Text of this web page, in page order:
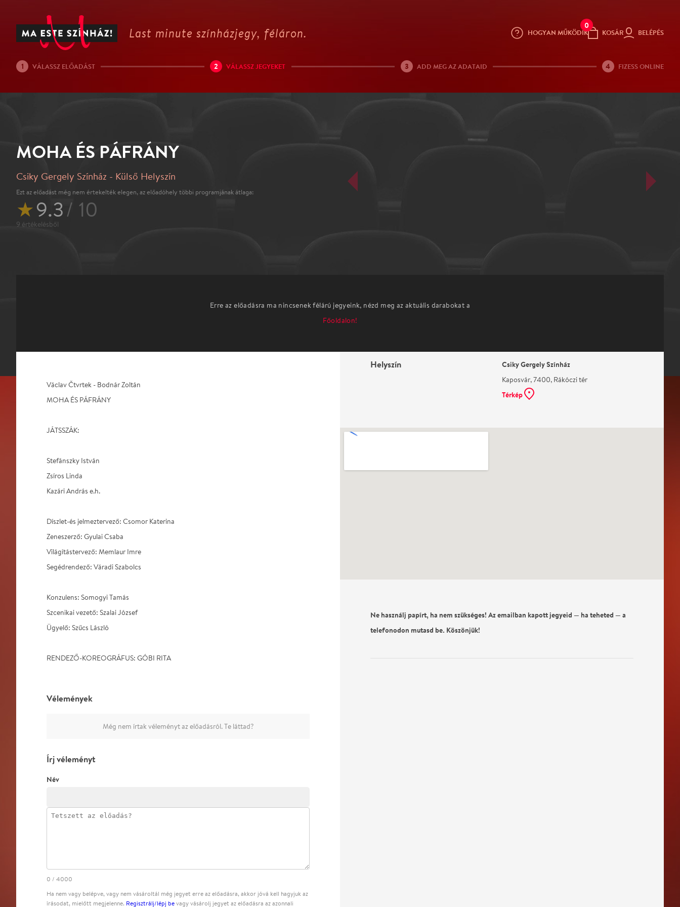
Last minute színházjegy, féláron. HOGYAN MŰKÖDIK
0
KOSÁR BELÉPÉS
1 VÁLASSZ ELŐADÁST 2 VÁLASSZ JEGYEKET 3 ADD MEG AZ ADATAID 4 FIZESS ONLINE
MOHA ÉS PÁFRÁNY
Csiky Gergely Színház - Külső Helyszín
Ezt az előadást még nem értekelték elegen, az előadóhely többi programjának átlaga:
★9.3/ 10
9 értékelésből
Erre az előadásra ma nincsenek félárú jegyeink, nézd meg az aktuális darabokat a
Főoldalon!
Václav Čtvrtek - Bodnár Zoltán
MOHA ÉS PÁFRÁNY
JÁTSSZÁK:
Stefánszky István
Zsíros Linda
Kazári András e.h.
Díszlet-és jelmeztervező: Csomor Katerina
Zeneszerző: Gyulai Csaba
Világítástervező: Memlaur Imre
Segédrendező: Váradi Szabolcs
Konzulens: Somogyi Tamás
Szcenikai vezető: Szalai József
Ügyelő: Szűcs László
RENDEZŐ-KOREOGRÁFUS: GÓBI RITA
Helyszín Csiky Gergely Színház
Kaposvár, 7400, Rákóczi tér
Térkép
Ne használj papírt, ha nem szükséges! Az emailban kapott jegyeid — ha teheted — a
telefonodon mutasd be. Köszönjük!
Vélemények
Még nem írtak véleményt az előadásról. Te láttad?
Írj véleményt
Név
0 / 4000
Ha nem vagy belépve, vagy nem vásároltál még jegyet erre az előadásra, akkor jóvá kell hagyjuk az
írásodat, mielőtt megjelenne. Regisztrálj/lépj be vagy vásárolj jegyet az előadásra az azonnali